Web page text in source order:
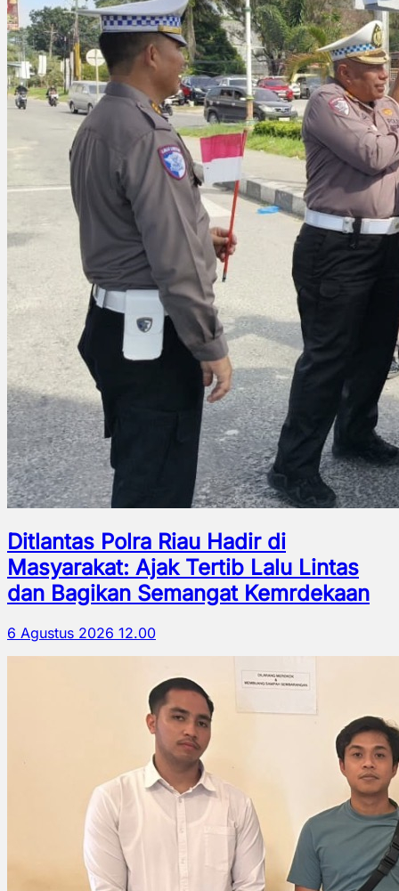
Ditlantas Polra Riau Hadir di
Masyarakat: Ajak Tertib Lalu Lintas
dan Bagikan Semangat Kemrdekaan
6 Agustus 2026 12.00